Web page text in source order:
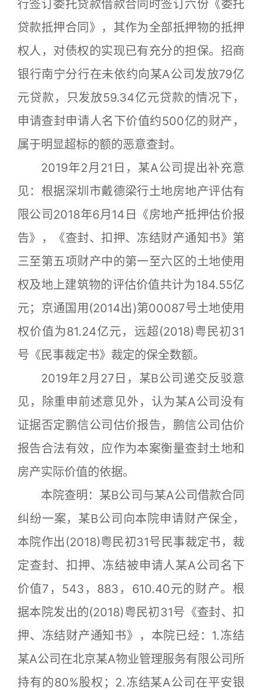
行签订委托贷款借款合同时签订六份《委托
贷款抵押合同》，其作为全部抵押物的抵押
权人，对债权的实现已有充分的担保。招商
银行南宁分行在未依约向某A公司发放79亿
元贷款，只发放59.34亿元贷款的情况下，
申请查封申请人名下价值约500亿的财产，
属于明显超标的额的恶意查封。
2019年2月21日，某A公司提出补充意
见：根据深圳市戴德梁行土地房地产评估有
限公司2018年6月14日《房地产抵押估价报
告》，《查封、扣押、冻结财产通知书》第
三至第五项财产中的第一至六区的土地使用
权及地上建筑物的评估价值共计为184.55亿
元；京通国用(2014出)第00087号土地使用
权价值为81.24亿元，远超(2018)粤民初31
号《民事裁定书》裁定的保全数额。
2019年2月27日，某B公司递交反驳意
见，除重申前述意见外，认为某A公司没有
证据否定鹏信公司估价报告，鹏信公司估价
报告合法有效，应作为本案衡量查封土地和
房产实际价值的依据。
本院查明：某B公司与某A公司借款合同
纠纷一案，某B公司向本院申请财产保全，
本院作出(2018)粤民初31号民事裁定书，裁
定查封、扣押、冻结被申请人某A公司名下
价值7，543，883，610.40元的财产。根
据本院发出的(2018)粤民初31号《查封、扣
押、冻结财产通知书》，本院已经：1.冻结
某A公司在北京某A物业管理服务有限公司所
持有的80%股权；2.冻结某A公司在平安银